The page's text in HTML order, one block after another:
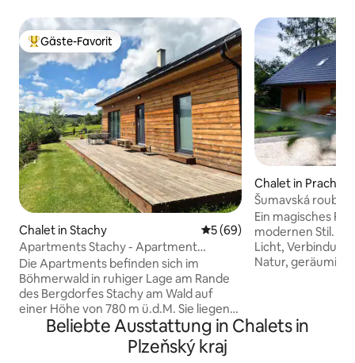
Beliebter Gäste-Favorit.
Gäste-Favorit
Chalet in Stachy Durchschnittliche
5 (69)
Apartments Stachy - Apartment
Popelná
Die Apartments befinden sich im
Böhmerwald in ruhiger Lage am Rande
des Bergdorfes Stachy am Wald auf
einer Höhe von 780 m ü.d.M. Sie liegen
an einem sonnigen Hang, nur 5 km vom
Skigebiet Zadov - Churáňov entfernt. Es
bietet eine herrliche Aussicht auf die
Chalet in
Šumavská
Ein magisches
modernen Stil.
Licht,
Natur, geräumige
Boubín kann
Beliebte Ausstattung in Chalets in
Plzeňský kraj